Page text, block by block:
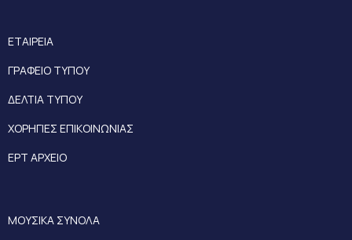
ΕΤΑΙΡΕΙΑ
ΓΡΑΦΕΙΟ ΤΥΠΟΥ
ΔΕΛΤΙΑ ΤΥΠΟΥ
ΧΟΡΗΓΙΕΣ ΕΠΙΚΟΙΝΩΝΙΑΣ
ΕΡΤ ΑΡΧΕΙΟ
ΜΟΥΣΙΚΑ ΣΥΝΟΛΑ